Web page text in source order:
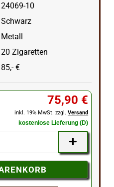
24069-10
Schwarz
Metall
20 Zigaretten
85,- €
75,90 €
inkl. 19% MwSt. zzgl.Versand
kostenlose Lieferung (D)